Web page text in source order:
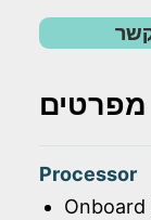
מפרטים
Processor
Onboard